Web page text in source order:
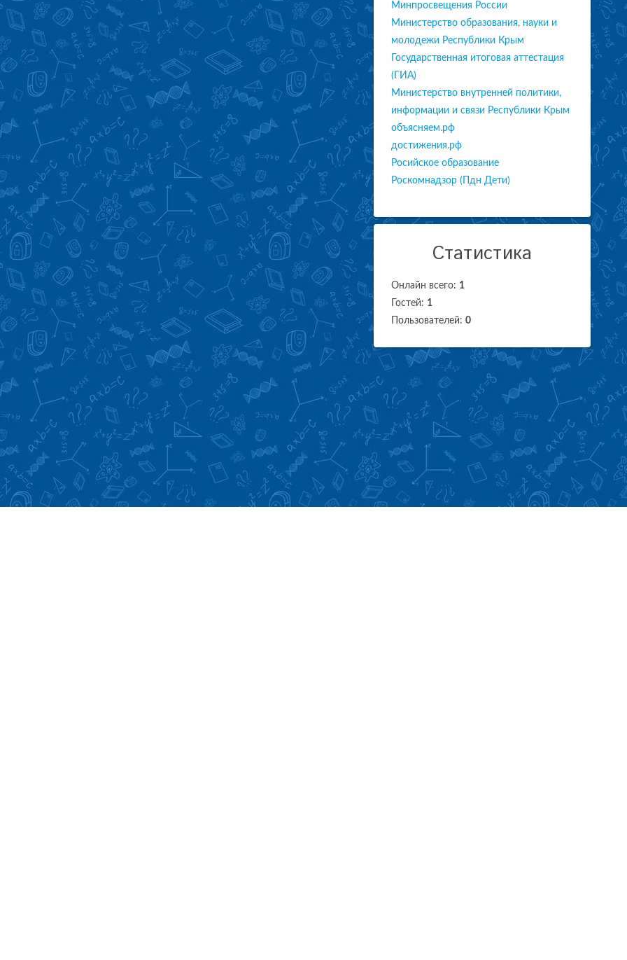
Минпросвещения России
Министерство образования, науки и
молодежи Республики Крым
Государственная итоговая аттестация
(ГИА)
Министерство внутренней политики,
информации и связи Республики Крым
объясняем.рф
достижения.рф
Росийское образование
Роскомнадзор (Пдн Дети)
Статистика
Онлайн всего: 1
Гостей: 1
Пользователей: 0